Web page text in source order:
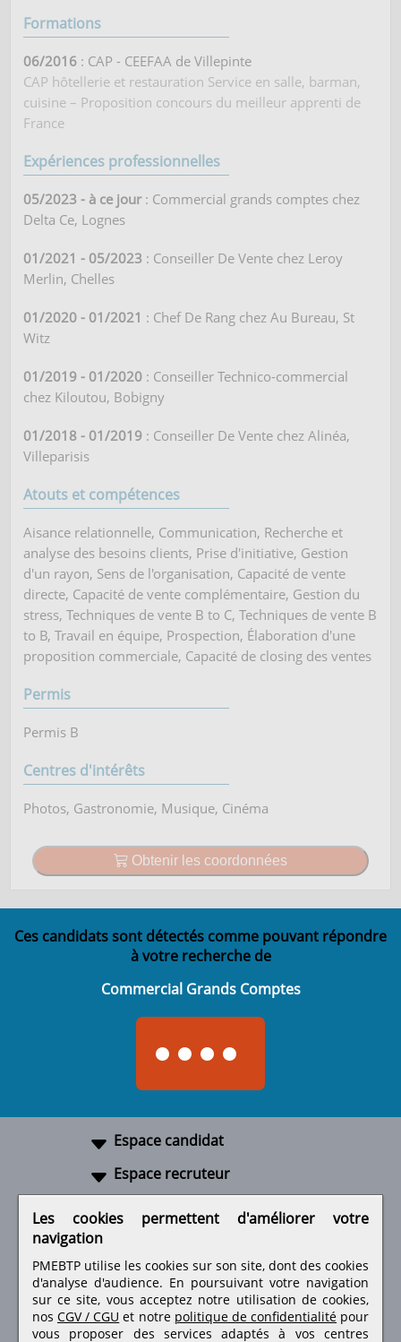
Formations
06/2016 : CAP - CEEFAA de Villepinte
CAP hôtellerie et restauration Service en salle, barman,
cuisine – Proposition concours du meilleur apprenti de
France
Expériences professionnelles
05/2023 - à ce jour: Commercial grands comptes chez
Delta Ce, Lognes
01/2021 - 05/2023 : Conseiller De Vente chez Leroy
Merlin, Chelles
01/2020 - 01/2021 : Chef De Rang chez Au Bureau, St
Witz
01/2019 - 01/2020 : Conseiller Technico-commercial
chez Kiloutou, Bobigny
01/2018 - 01/2019 : Conseiller De Vente chez Alinéa,
Villeparisis
Atouts et compétences
Aisance relationnelle, Communication, Recherche et
analyse des besoins clients, Prise d'initiative, Gestion
d'un rayon, Sens de l'organisation, Capacité de vente
directe, Capacité de vente complémentaire, Gestion du
stress, Techniques de vente B to C, Techniques de vente B
to B, Travail en équipe, Prospection, Élaboration d'une
proposition commerciale, Capacité de closing des ventes
Permis
Permis B
Centres d'intérêts
Photos, Gastronomie, Musique, Cinéma
Obtenir les coordonnées
Ces candidats sont détectés comme pouvant répondre
à votre recherche de
Commercial Grands Comptes
Espace candidat
Espace recruteur
Retrouvez-nous sur les réseaux sociaux
Les cookies permettent d'améliorer votre
navigation
PMEBTP utilise les cookies sur son site, dont des cookies
d'analyse d'audience. En poursuivant votre navigation
sur ce site, vous acceptez notre utilisation de cookies,
nos CGV / CGU et notre politique de confidentialité pour
vous proposer des services adaptés à vos centres